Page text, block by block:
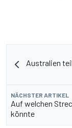
Australien
NÄCHSTER ARTIKEL
Auf welchen
könnte